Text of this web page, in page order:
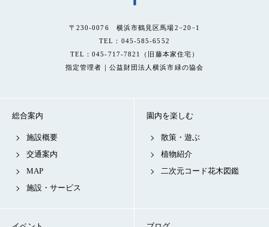
〒230-0076 横浜市鶴見区馬場2−20−1
TEL：045-585-6552
TEL：045-717-7821（旧藤本家住宅）
指定管理者｜公益財団法人横浜市緑の協会
総合案内
施設概要
交通案内
MAP
施設・サービス
園内を楽しむ
散策・遊ぶ
植物紹介
二次元コード花木図鑑